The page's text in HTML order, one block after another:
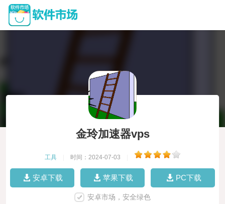
金玲加速器vps
工具 时间：2024-07-03
安卓下载 苹果下载 PC下载
安卓市场，安全绿色